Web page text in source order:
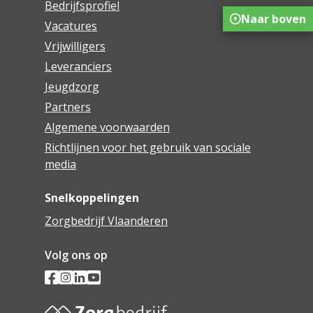
Bedrijfsprofiel
Vacatures
Vrijwilligers
Leveranciers
Jeugdzorg
Partners
Algemene voorwaarden
Richtlijnen voor het gebruik van sociale
media
Snelkoppelingen
Zorgbedrijf Vlaanderen
Volg ons op
Naar boven